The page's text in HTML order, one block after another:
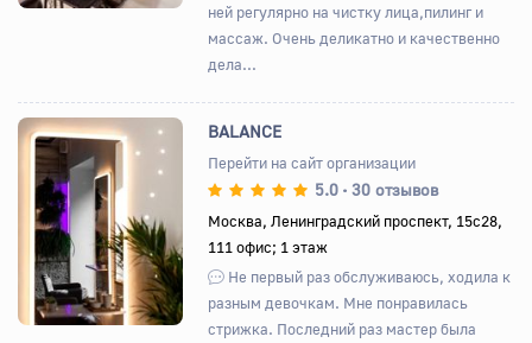
ней регулярно на чистку лица,пилинг и
массаж. Очень деликатно и качественно
дела...
Назад Вперед
BALANCE
Перейти на сайт организации
5.0 • 30 отзывов
Москва, Ленинградский проспект, 15с28,
111 офис; 1 этаж
Не первый раз обслуживаюсь, ходила к
разным девочкам. Мне понравилась
стрижка. Последний раз мастер была